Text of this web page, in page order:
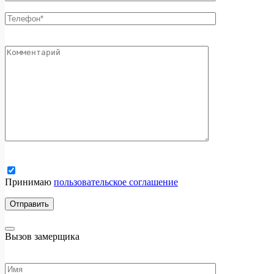
Принимаю пользовательское соглашение
Вызов замерщика